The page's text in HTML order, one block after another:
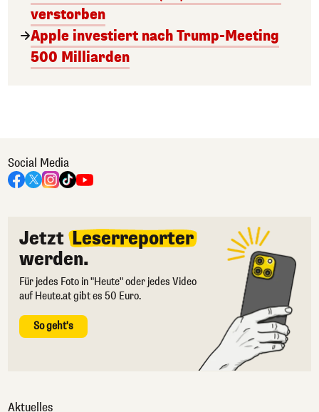
verstorben
Apple investiert nach Trump-Meeting
500 Milliarden
Social Media
Jetzt Leserreporter
werden.
Für jedes Foto in "Heute" oder jedes Video
auf Heute.at gibt es 50 Euro.
So geht's
Aktuelles